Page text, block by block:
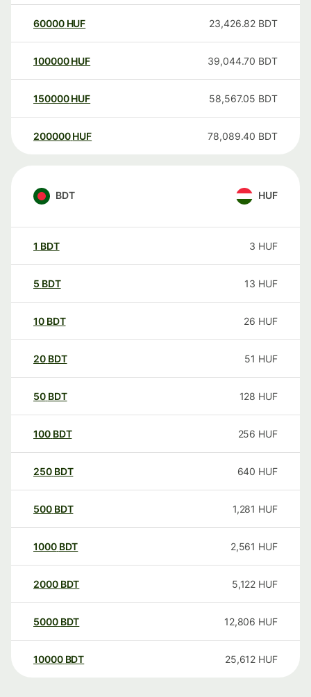
60000 HUF 23,426.82 BDT
100000 HUF 39,044.70 BDT
150000 HUF 58,567.05 BDT
200000 HUF 78,089.40 BDT
BDT HUF
1 BDT 3 HUF
5 BDT 13 HUF
10 BDT 26 HUF
20 BDT 51 HUF
50 BDT 128 HUF
100 BDT 256 HUF
250 BDT 640 HUF
500 BDT 1,281 HUF
1000 BDT 2,561 HUF
2000 BDT 5,122 HUF
5000 BDT 12,806 HUF
10000 BDT 25,612 HUF